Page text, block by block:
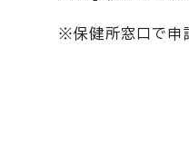
※保健所窓口で申